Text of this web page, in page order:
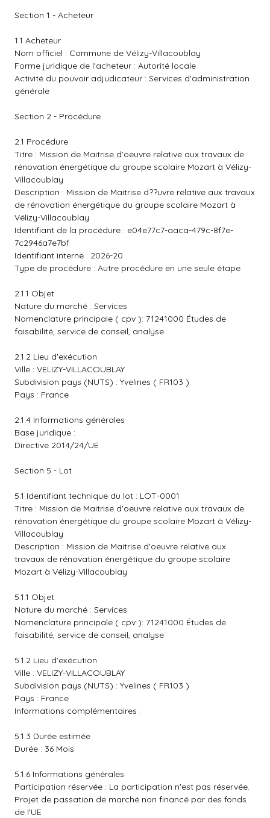
Section 1 - Acheteur
1.1 Acheteur
Nom officiel : Commune de Vélizy-Villacoublay
Forme juridique de l'acheteur : Autorité locale
Activité du pouvoir adjudicateur : Services d'administration
générale
Section 2 - Procédure
2.1 Procédure
Titre : Mission de Maitrise d'oeuvre relative aux travaux de
rénovation énergétique du groupe scolaire Mozart à Vélizy-
Villacoublay
Description : Mission de Maitrise d??uvre relative aux travaux
de rénovation énergétique du groupe scolaire Mozart à
Vélizy-Villacoublay
Identifiant de la procédure : e04e77c7-aaca-479c-8f7e-
7c2946a7e7bf
Identifiant interne : 2026-20
Type de procédure : Autre procédure en une seule étape
2.1.1 Objet
Nature du marché : Services
Nomenclature principale ( cpv ): 71241000 Études de
faisabilité, service de conseil, analyse
2.1.2 Lieu d'exécution
Ville : VELIZY-VILLACOUBLAY
Subdivision pays (NUTS) : Yvelines ( FR103 )
Pays : France
2.1.4 Informations générales
Base juridique :
Directive 2014/24/UE
Section 5 - Lot
5.1 Identifiant technique du lot : LOT-0001
Titre : Mission de Maitrise d'oeuvre relative aux travaux de
rénovation énergétique du groupe scolaire Mozart à Vélizy-
Villacoublay
Description : Mission de Maitrise d'oeuvre relative aux
travaux de rénovation énergétique du groupe scolaire
Mozart à Vélizy-Villacoublay
5.1.1 Objet
Nature du marché : Services
Nomenclature principale ( cpv ): 71241000 Études de
faisabilité, service de conseil, analyse
5.1.2 Lieu d'exécution
Ville : VELIZY-VILLACOUBLAY
Subdivision pays (NUTS) : Yvelines ( FR103 )
Pays : France
Informations complémentaires :
5.1.3 Durée estimée
Durée : 36 Mois
5.1.6 Informations générales
Participation réservée : La participation n'est pas réservée.
Projet de passation de marché non financé par des fonds
de l'UE